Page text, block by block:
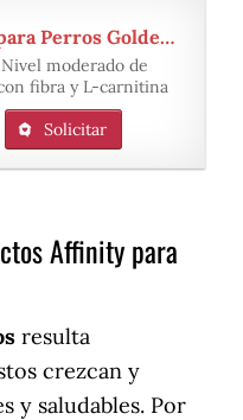
Ultima Pienso para Perros Golden y Labrador Retriever con Pollo
moderado de
fibra y L-carnitina
Solicitar
Affinity para
resulta
crezcan y
y saludables. Por